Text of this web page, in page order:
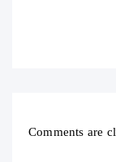
Comments are